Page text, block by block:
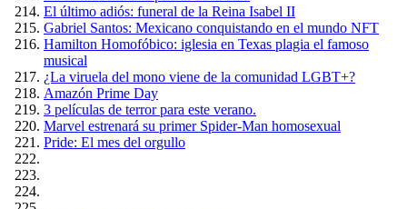
El último adiós: funeral de la Reina Isabel II
Gabriel Santos: Mexicano conquistando en el mundo NFT
Hamilton Homofóbico: iglesia en Texas plagia el famoso
musical
¿La viruela del mono viene de la comunidad LGBT+?
Amazón Prime Day
3 películas de terror para este verano.
Marvel estrenará su primer Spider-Man homosexual
Pride: El mes del orgullo